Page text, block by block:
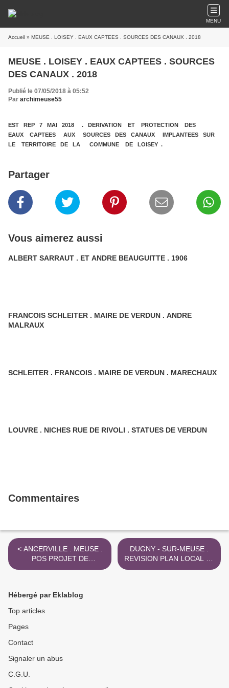
MENU
Accueil » MEUSE . LOISEY . EAUX CAPTEES . SOURCES DES CANAUX . 2018
MEUSE . LOISEY . EAUX CAPTEES . SOURCES
DES CANAUX . 2018
Publié le 07/05/2018 à 05:52
Par archimeuse55
EST REP 7 MAI 2018 . DERIVATION ET PROTECTION DES
EAUX CAPTEES AUX SOURCES DES CANAUX IMPLANTEES SUR
LE TERRITOIRE DE LA COMMUNE DE LOISEY .
Partager
Vous aimerez aussi
ALBERT SARRAUT . ET ANDRE BEAUGUITTE . 1906
FRANCOIS SCHLEITER . MAIRE DE VERDUN . ANDRE
MALRAUX
SCHLEITER . FRANCOIS . MAIRE DE VERDUN . MARECHAUX
LOUVRE . NICHES RUE DE RIVOLI . STATUES DE VERDUN
Commentaires
< ANCERVILLE . MEUSE .
POS PROJET DE
MODIFICATION
DUGNY - SUR-MEUSE .
REVISION PLAN LOCAL D '
URBANISME . 2018 >
Hébergé par Eklablog
Top articles
Pages
Contact
Signaler un abus
C.G.U.